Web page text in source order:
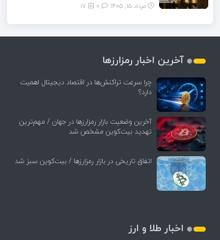
مرداد ۱۵, ۱۴۰۵ 17
آخرین اخبار رمزارزها
چرا سرعت تراکنش‌ها در اقتصاد دیجیتال اهمیت
دارد؟
آخرین وضعیت بازار رمزارزها در جهان / مهم‌ترین
تهدید بیت‌کوین مشخص شد
اتفاق تاریخی در بازار رمزارزها / بیت‌کوین سبز شد
اخبار طلا و ارز